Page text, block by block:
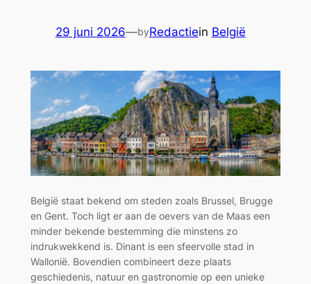
Minder
29 juni 2026—byRedactiein België
België staat bekend om steden zoals Brussel, Brugge
en Gent. Toch ligt er aan de oevers van de Maas een
minder bekende bestemming die minstens zo
indrukwekkend is. Dinant is een sfeervolle stad in
Wallonië. Bovendien combineert deze plaats
geschiedenis, natuur en gastronomie op een unieke